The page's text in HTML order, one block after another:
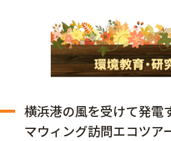
横浜港の風を受けて発電
マウィング訪問エコツア